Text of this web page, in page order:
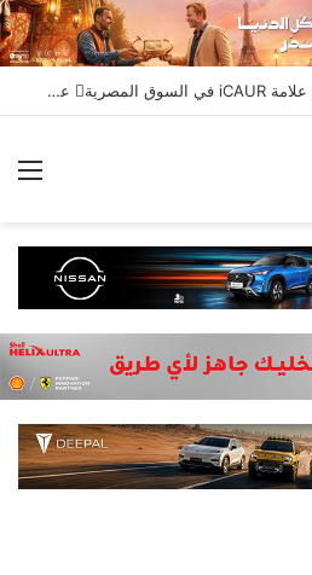
جي بي أوتو تستعد لإطلاق علامة iCAUR في السوق المصرية علامة عالمية جديدة لسيارات الطاقة الجديدة تجمع بين التكنولوجيا الذكية والتصميم الجريء وروح المغامر